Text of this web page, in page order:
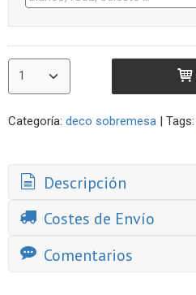
Categoría: deco sobremesa | Tags:
Descripción
Costes de Envío
Comentarios